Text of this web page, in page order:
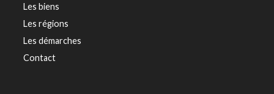
Les biens
Les régions
Les démarches
Contact